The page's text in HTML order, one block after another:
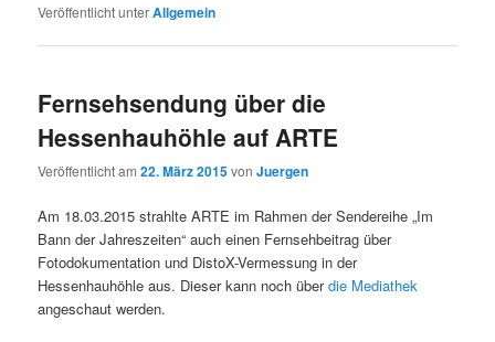
Veröffentlicht unterAllgemein
Fernsehsendung über die
Hessenhauhöhle auf ARTE
Veröffentlicht am22. März 2015vonJuergen
Am 18.03.2015 strahlte ARTE im Rahmen der Sendereihe „Im
Bann der Jahreszeiten“ auch einen Fernsehbeitrag über
Fotodokumentation und DistoX-Vermessung in der
Hessenhauhöhle aus. Dieser kann noch überdie Mediathek
angeschaut werden.